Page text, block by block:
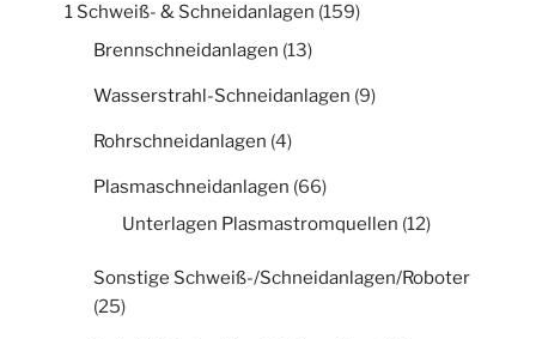
1 Schweiß- & Schneidanlagen (159)
Brennschneidanlagen (13)
Wasserstrahl-Schneidanlagen (9)
Rohrschneidanlagen (4)
Plasmaschneidanlagen (66)
Unterlagen Plasmastromquellen (12)
Sonstige Schweiß-/Schneidanlagen/Roboter
(25)